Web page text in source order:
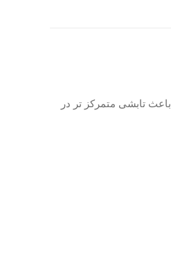
لایت کیور وودپیکر WOODPECKER مدل iLED Max با ارتقا شدت خروجی نور و کاهش 55.87 درصدی زاویه نوری و همچنین افزایش قطر لنز نسبت به مدل ILED plus باعث تابشی متمرکز تر در